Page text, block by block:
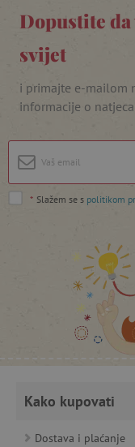
Dopustite da
svijet
i primajte e-mailom
informacije o
* Slažem se s politikom
Kako kupovati
Dostava i plaćanje
PHPSESSID